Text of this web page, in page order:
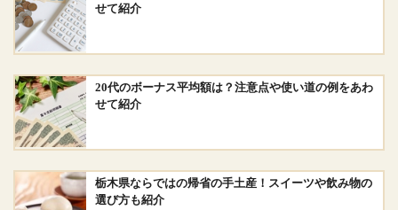
せて紹介
20代のボーナス平均額は？注意点や使い道の例をあわ
せて紹介
栃木県ならではの帰省の手土産！スイーツや飲み物の
選び方も紹介